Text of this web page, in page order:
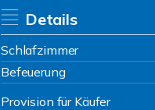
Details
Schlafzimmer
Befeuerung
Provision für Käufer